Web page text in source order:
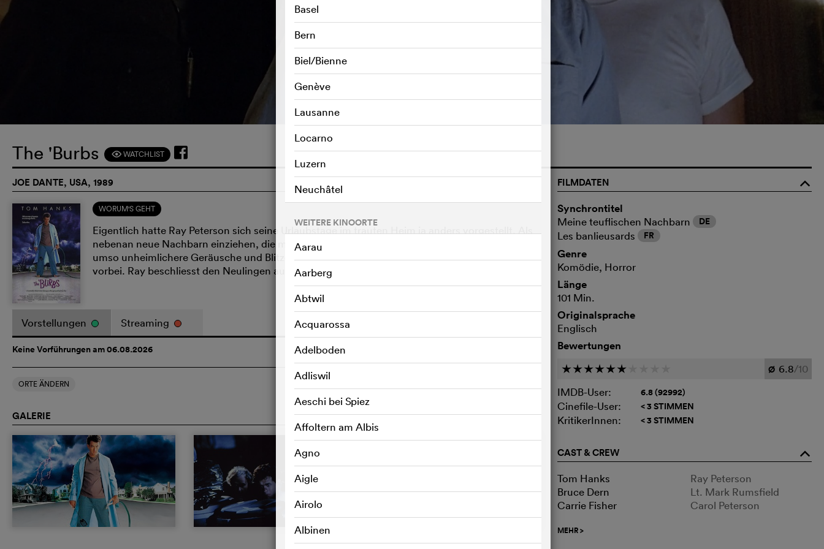
eTRAILER ABSPIELEN
The 'Burbs F WATCHLIST
JOE DANTE, USA, 1989
WORUM'S GEHT
Eigentlich hatte Ray Peterson sich seine Urlaubstage im trauten Heim ja anders vorgestellt. Als
nebenan neue Nachbarn einziehen, die man tagsüber nie zu Gesicht bekommt, dafür nachts
umso unheimlichere Geräusche und Blitze aus dem Nachbarhaus dringen, ist es mit der Ruhe
vorbei. Ray beschliesst den Neulingen auf die Schliche zu kommen.
Vorstellungen Streaming
Keine Vorführungen am 06.08.2026
ORTE ÄNDERN
Basel
Bern
Biel/Bienne
Genève
Lausanne
Locarno
Luzern
Neuchâtel
WEITERE KINOORTE
Aarau
Aarberg
Abtwil
Acquarossa
Adelboden
Adliswil
Aeschi bei Spiez
Affoltern am Albis
Agno
Aigle
Airolo
Albinen
GALERIE o
FILMDATEN
o
Synchrontitel
Meine teuflischen Nachbarn DE
Les banlieusards FR
Genre
Komödie, Horror
Länge
101 Min.
Originalsprache
Englisch
Bewertungen
c c c c c c Ø 6.8/10
IMDB-User:
6.8 (92992)
Cinefile-User: < 3 STIMMEN
KritikerInnen: < 3 STIMMEN
CAST & CREW o
Tom Hanks
Ray Peterson
Bruce Dern
Lt. Mark Rumsfield
Carrie Fisher
Carol Peterson
MEHR>